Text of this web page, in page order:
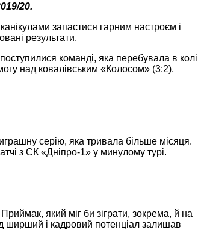
20.
запастися гарним настроєм і
результати.
команді, яка перебувала в колі
над ковалівським «Колосом» (3:2),
серію, яка тривала більше місяця.
з СК «Дніпро-1» у минулому турі.
який міг би зіграти, зокрема, й на
ширший і кадровий потенціал залишав